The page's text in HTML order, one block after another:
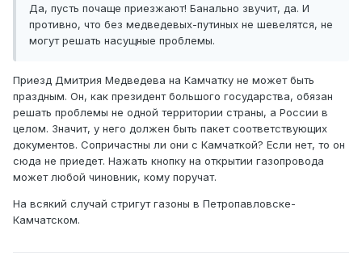
Да, пусть почаще приезжают! Банально звучит, да. И
противно, что без медведевых-путиных не шевелятся, не
могут решать насущные проблемы.
Приезд Дмитрия Медведева на Камчатку не может быть
праздным. Он, как президент большого государства, обязан
решать проблемы не одной территории страны, а России в
целом. Значит, у него должен быть пакет соответствующих
документов. Сопричастны ли они с Камчаткой? Если нет, то он
сюда не приедет. Нажать кнопку на открытии газопровода
может любой чиновник, кому поручат.
На всякий случай стригут газоны в Петропавловске-
Камчатском.